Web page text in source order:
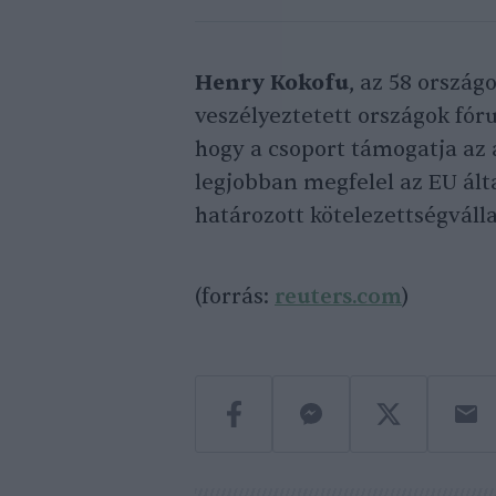
Henry Kokofu, az 58
veszélyeztetett országok
hogy a csoport támogatja
legjobban megfelel az EU
határozott
(forrás: reuters.com)